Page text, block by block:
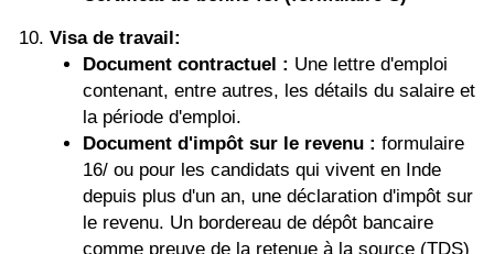
Visa de travail:
Document contractuel : Une lettre d'emploi
contenant, entre autres, les détails du salaire et
la période d'emploi.
Document d'impôt sur le revenu : formulaire
16/ ou pour les candidats qui vivent en Inde
depuis plus d'un an, une déclaration d'impôt sur
le revenu. Un bordereau de dépôt bancaire
comme preuve de la retenue à la source (TDS)